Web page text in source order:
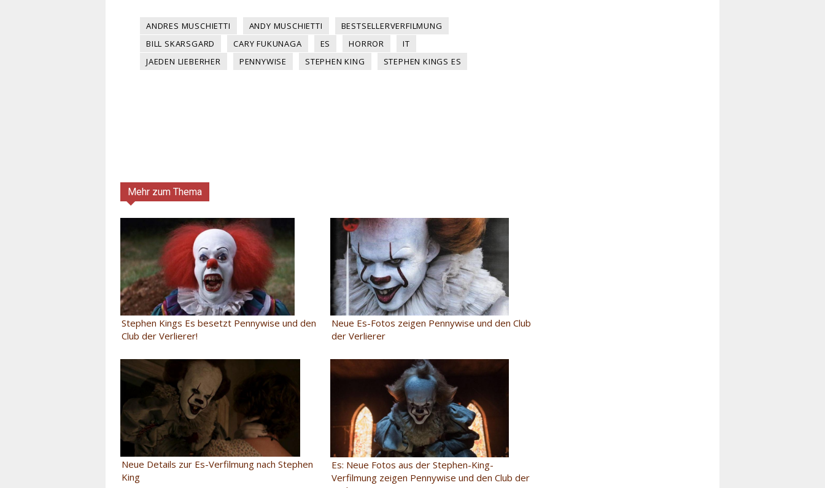
ANDRES MUSCHIETTI ANDY MUSCHIETTI
BESTSELLERVERFILMUNG
BILL SKARSGARD
CARY FUKUNAGA ES HORROR
IT
JAEDEN LIEBERHER
PENNYWISE STEPHEN KING STEPHEN KINGS ES
Mehr zum Thema
Stephen Kings Es besetzt Pennywise und den
Club der Verlierer!
Neue Es-Fotos zeigen Pennywise und den Club
der Verlierer
Neue Details zur Es-Verfilmung nach Stephen
King
Es: Neue Fotos aus der Stephen-King-
Verfilmung zeigen Pennywise und den Club der